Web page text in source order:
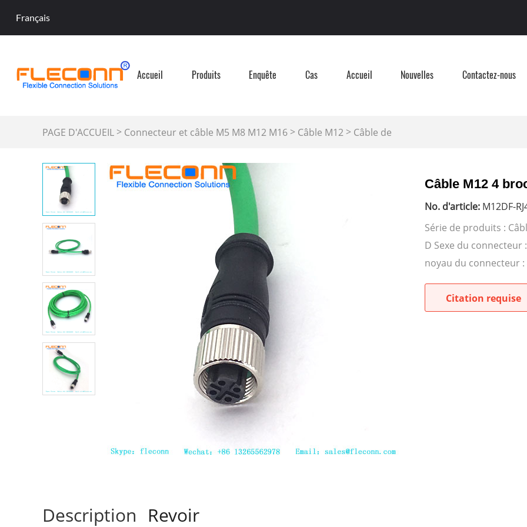
Français
Accueil Produits Enquête Cas Accueil Nouvelles Contactez-nous
PAGE D'ACCUEIL > Connecteur et câble M5 M8 M12 M16 > Câble M12 > Câble de
connecteur M12 codé D
Câble M12 4
No. d'article: M12DF-
Série de produits :
D Sexe du connecteur
noyau du connecteur
Citation requise
Description Revoir